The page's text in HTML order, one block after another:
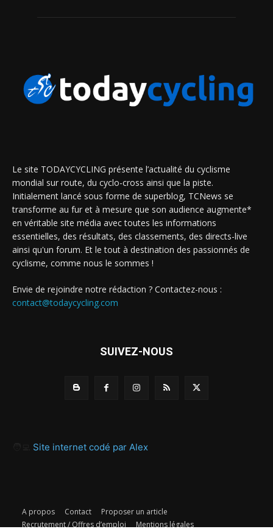
Le site TODAYCYCLING présente l’actualité du cyclisme
mondial sur route, du cyclo-cross ainsi que la piste.
Initialement lancé sous forme de superblog, TCNews se
transforme au fur et à mesure que son audience augmente*
en véritable site média avec toutes les informations
essentielles, des résultats, des classements, des directs-live
ainsi qu'un forum. Et le tout à destination des passionnés de
cyclisme, comme nous le sommes !
Envie de rejoindre notre rédaction ? Contactez-nous :
contact@todaycycling.com
SUIVEZ-NOUS
Site internet codé par Alex
A propos Contact
Proposer un article
Recrutement / Offres d’emploi
Mentions légales